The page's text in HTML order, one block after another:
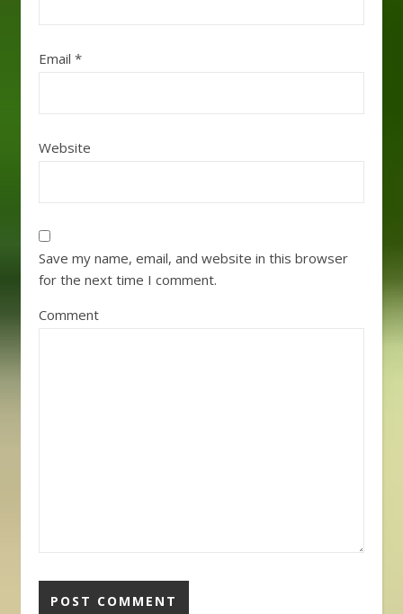
Email *
Website
Save my name, email, and website in this browser
for the next time I comment.
Comment